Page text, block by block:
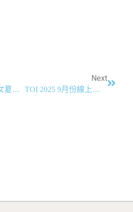
2025年鬥Code少女夏令營 錄取名單
Next
TOI 2025 9月份線上賽參賽方式